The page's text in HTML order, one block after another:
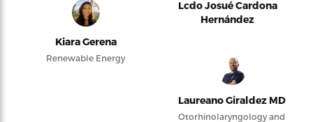
Kiara Gerena
Renewable Energy
Lcdo Josué Cardona
Hernández
Laureano Giraldez MD
Otorhinolaryngology and